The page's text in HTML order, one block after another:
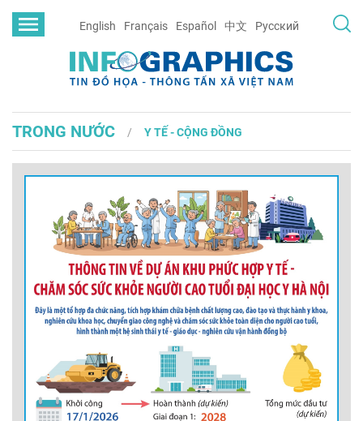
English Français Español 中文 Русский
TRONG NƯỚC Y TẾ - CỘNG ĐỒNG